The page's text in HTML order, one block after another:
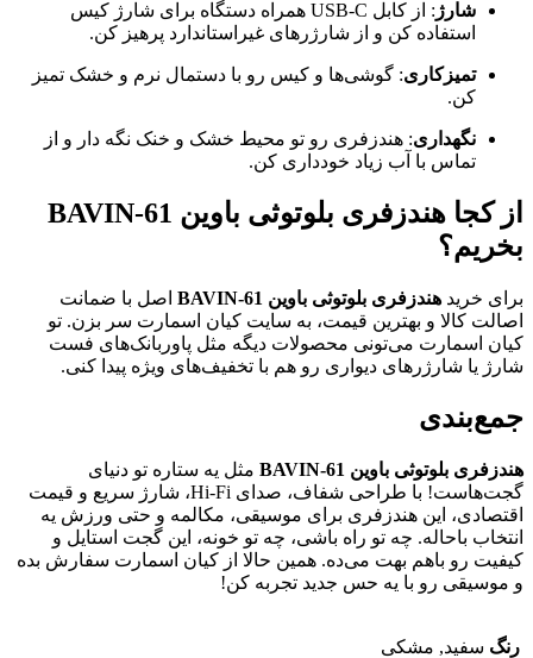
شارژ
: از کابل USB-C همراه دستگاه برای شارژ کیس
استفاده کن و از شارژرهای غیراستاندارد پرهیز کن.
تمیزکاری: گوشی‌ها و کیس رو با دستمال نرم و خشک تمیز
کن.
نگهداری: هندزفری رو تو محیط خشک و خنک نگه دار و از
تماس با آب زیاد خودداری کن.
از کجا هندزفری بلوتوثی باوین BAVIN-61
بخریم؟
برای خرید هندزفری بلوتوثی باوین BAVIN-61
اصل با ضمانت
اصالت کالا و بهترین قیمت، به سایت کیان اسمارت سر بزن. تو
کیان اسمارت می‌تونی محصولات دیگه مثل پاوربانک‌های فست
شارژ یا شارژرهای دیواری رو هم با تخفیف‌های ویژه پیدا کنی.
جمع‌بندی
هندزفری بلوتوثی باوین BAVIN-61
مثل یه ستاره تو دنیای
گجت‌هاست! با طراحی شفاف، صدای Hi-Fi، شارژ سریع و قیمت
اقتصادی، این هندزفری برای موسیقی، مکالمه و حتی ورزش یه
انتخاب باحاله. چه تو راه باشی، چه تو خونه، این گجت استایل و
کیفیت رو باهم بهت می‌ده. همین حالا از کیان اسمارت سفارش بده
و موسیقی رو با یه حس جدید تجربه کن!
رنگ سفید, مشکی